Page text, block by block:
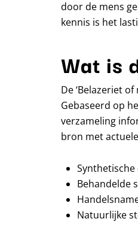
door de mens
kennis is het
Wat is
De ‘Belazeriet
Gebaseerd op
verzameling
bron met
Behandelde
Natuurlijke